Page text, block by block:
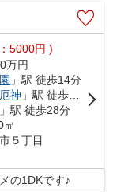
5000円 )
0万円
」駅 徒歩14分
神 」駅 徒歩18分
」駅 徒歩28分
㎡
５丁目
の1DKです♪